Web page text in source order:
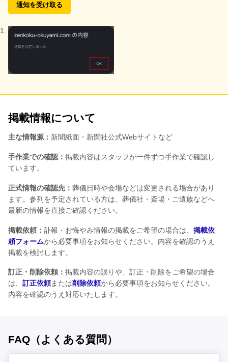
通知を受け取る
掲載情報について
主な情報源： 新聞紙面・新聞社公式Webサイトなど
手作業での確認： 掲載内容はスタッフが一件ずつ手作業で確認し
ています。
正式情報の確認先： 葬儀日時や会場などは変更される場合があり
ます。参列を予定されている方は、葬儀社・斎場・ご遺族などへ
最新の情報を直接ご確認ください。
掲載依頼： 訃報・お悔やみ情報の掲載をご希望の場合は、 掲載依
頼フォームから必要事項をお知らせください。内容を確認のうえ
掲載を検討します。
訂正・削除依頼： 掲載内容の誤りや、訂正・削除をご希望の場合
は、 訂正依頼または削除依頼から必要事項をお知らせください。
内容を確認のうえ対応いたします。
FAQ（よくある質問）